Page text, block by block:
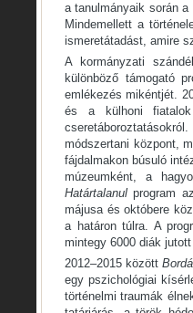
a tanulmányaik során
Mindemellett a
ismeretátadást, amire
A kormányzati
különböző támogató
emlékezés mikéntjét.
és a külhoni fiatalok
módszertani központ,
fájdalmakon búsuló
múzeumként, a
Határtalanul program
májusa és októbere
a határon túlra. A
mintegy 6000 diák
2012–2015 között
egy pszichológiai
történelmi traumák